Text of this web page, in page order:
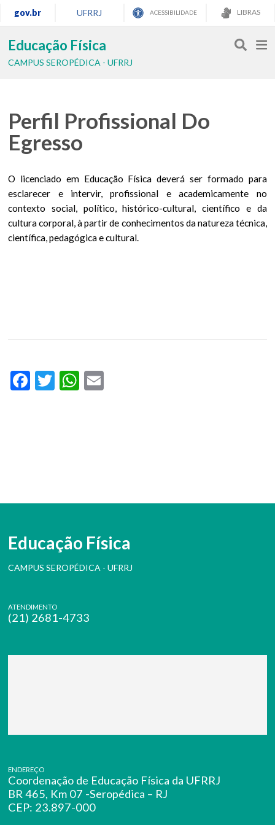
gov.br UFRRJ ACESSIBILIDADE LIBRAS
Educação Física
CAMPUS SEROPÉDICA - UFRRJ
Perfil Profissional Do
Egresso
O licenciado em Educação Física deverá ser formado para
esclarecer e intervir, profissional e academicamente no
contexto social, político, histórico-cultural, científico e da
cultura corporal, à partir de conhecimentos da natureza técnica,
científica, pedagógica e cultural.
Facebook
TwitterWhatsApp
Educação Física
CAMPUS SEROPÉDICA - UFRRJ
ATENDIMENTO
(21) 2681-4733
ENDEREÇO
Coordenação de Educação Física da UFRRJ
BR 465, Km 07 -Seropédica – RJ
CEP: 23.897-000